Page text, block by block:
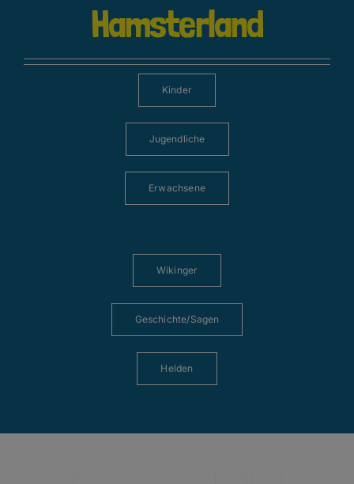
Hamsterland
Kinder
Jugendliche
Erwachsene
Wikinger
Geschichte/Sagen
Helden